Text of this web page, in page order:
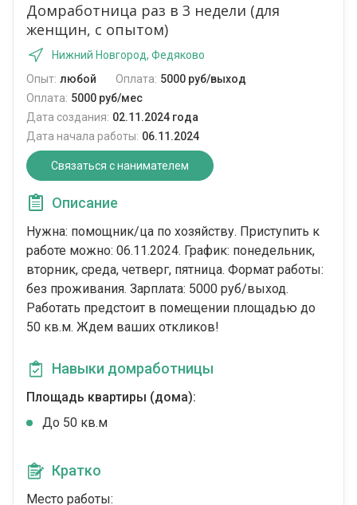
Домработница раз в 3 недели (для
женщин, с опытом)
Нижний Новгород, Федяково
Опыт: любой Оплата: 5000 руб/выход
Оплата: 5000 руб/мес
Дата создания: 02.11.2024 года
Дата начала работы: 06.11.2024
Связаться с нанимателем
Описание
Нужна: помощник/ца по хозяйству. Приступить к
работе можно: 06.11.2024. График: понедельник,
вторник, среда, четверг, пятница. Формат работы:
без проживания. Зарплата: 5000 руб/выход.
Работать предстоит в помещении площадью до
50 кв.м. Ждем ваших откликов!
Навыки домработницы
Площадь квартиры (дома):
До 50 кв.м
Кратко
Место работы: